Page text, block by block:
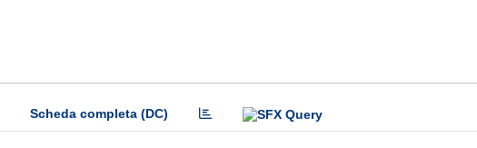
Scheda completa (DC)